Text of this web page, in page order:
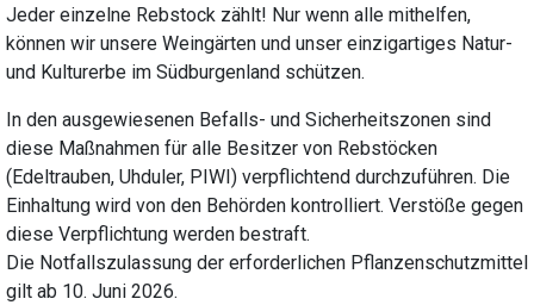
Jeder einzelne Rebstock zählt! Nur wenn alle mithelfen,
können wir unsere Weingärten und unser einzigartiges Natur-
und Kulturerbe im Südburgenland schützen.
In den ausgewiesenen Befalls- und Sicherheitszonen sind
diese Maßnahmen für alle Besitzer von Rebstöcken
(Edeltrauben, Uhduler, PIWI) verpflichtend durchzuführen. Die
Einhaltung wird von den Behörden kontrolliert. Verstöße gegen
diese Verpflichtung werden bestraft.
Die Notfallszulassung der erforderlichen Pflanzenschutzmittel
gilt ab 10. Juni 2026.